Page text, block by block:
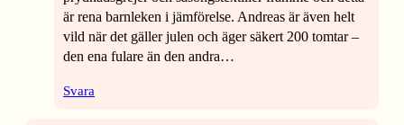
är rena barnleken i jämförelse. Andreas är även helt
vild när det gäller julen och äger säkert 200 tomtar –
den ena fulare än den andra…
Svara